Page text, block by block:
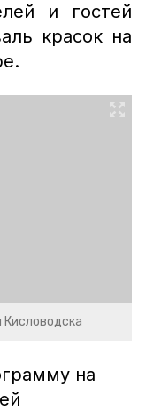
и гостей
красок на
на